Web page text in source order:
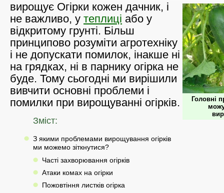
Головні
вирощує Огірки кожен дачник, і
не важливо, у теплиці або у
відкритому грунті. Більш
принципово розуміти агротехніку
і не допускати помилок, інакше ні
на грядках, ні в парнику огірка не
буде. Тому сьогодні ми вирішили
вивчити основні проблеми і
помилки при вирощуванні огірків.
Зміст:
З якими проблемами вирощування огірків
ми можемо зіткнутися?
Часті захворювання огірків
Атаки комах на огірки
Пожовтіння листків огірка